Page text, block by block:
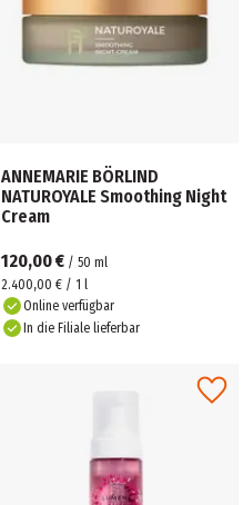
ANNEMARIE BÖRLIND
NATUROYALE Smoothing Night
Cream
120,00 € / 50 ml
2.400,00 € / 1 l
Online verfügbar
In die Filiale lieferbar